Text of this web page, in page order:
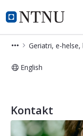
NTNU Hjemmeside
Institutt for
English
Kontakt